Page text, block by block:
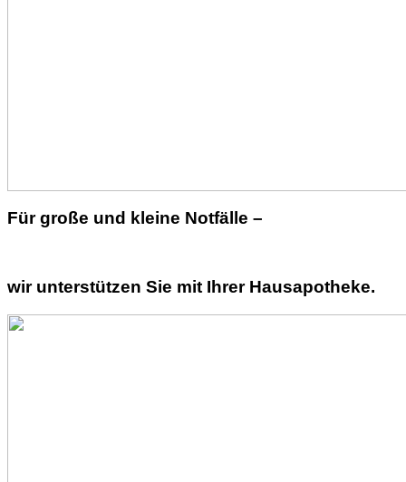
Für große und kleine Notfälle –
wir unterstützen Sie mit Ihrer Hausapotheke.